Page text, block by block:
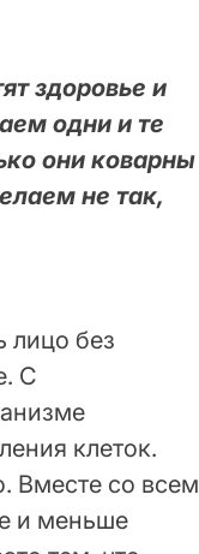
здоровье и
одни и те
они коварны
не так,
лицо без
С
клеток.
Вместе со всем
и меньше